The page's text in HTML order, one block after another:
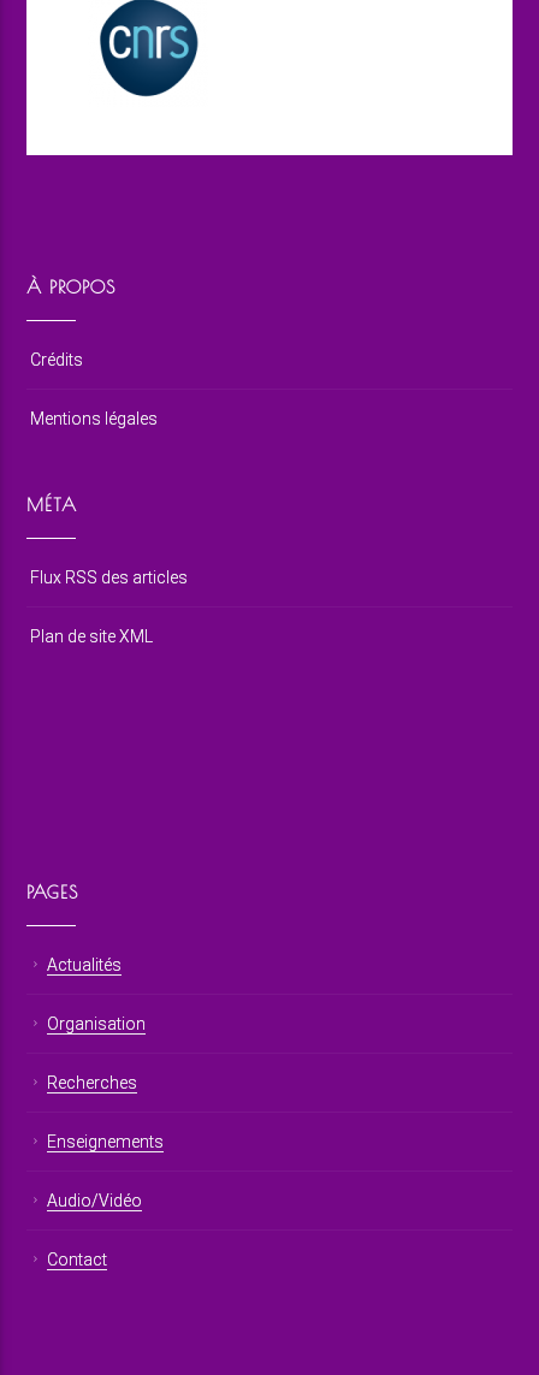
À PROPOS
Crédits
Mentions légales
MÉTA
Flux RSS des articles
Plan de site XML
PAGES
Actualités
Organisation
Recherches
Enseignements
Audio/Vidéo
Contact